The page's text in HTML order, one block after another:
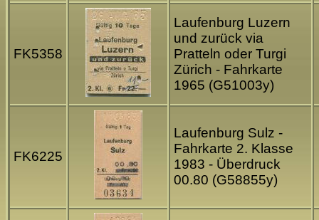
FK5358
Laufenburg Luzern
und zurück via
Pratteln oder Turgi
Zürich - Fahrkarte
1965 (G51003y)
FK6225
Laufenburg Sulz -
Fahrkarte 2. Klasse
1983 - Überdruck
00.80 (G58855y)